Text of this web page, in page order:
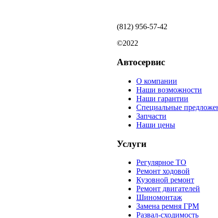
(812) 956-57-42
©2022
Автосервис
О компании
Наши возможности
Наши гарантии
Специальные
Запчасти
Наши цены
Услуги
Регулярное ТО
Ремонт ходовой
Кузовной ремонт
Ремонт двигателей
Шиномонтаж
Замена ремня ГРМ
Развал-сходимость